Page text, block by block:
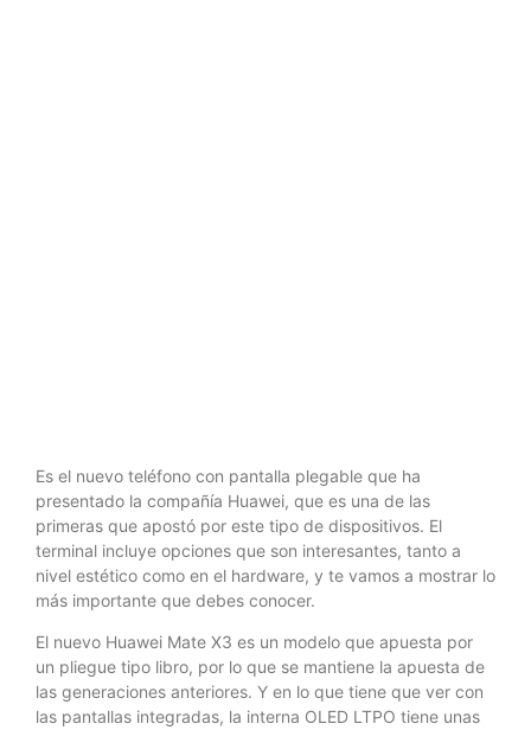
Es el nuevo teléfono con pantalla plegable que ha
presentado la compañía Huawei, que es una de las
primeras que apostó por este tipo de dispositivos. El
terminal incluye opciones que son interesantes, tanto a
nivel estético como en el hardware, y te vamos a mostrar lo
más importante que debes conocer.
El nuevo Huawei Mate X3 es un modelo que apuesta por
un pliegue tipo libro, por lo que se mantiene la apuesta de
las generaciones anteriores. Y en lo que tiene que ver con
las pantallas integradas, la interna OLED LTPO tiene unas